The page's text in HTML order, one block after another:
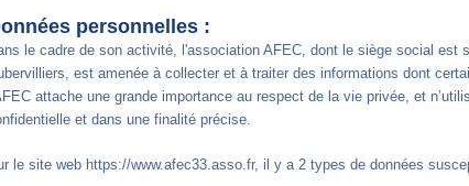
personnelles :
le cadre de son activité, l'association AFEC, dont le siège social est
est amenée à collecter et à traiter des informations dont
attache une grande importance au respect de la vie privée, et
et dans une finalité précise.
le site web https://www.afec33.asso.fr, il y a 2 types de données